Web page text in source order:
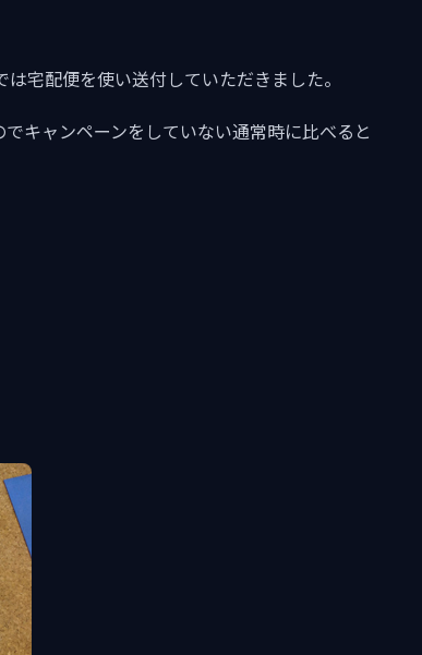
宅配便を使い送付していただきました。
キャンペーンをしていない通常時に比べると